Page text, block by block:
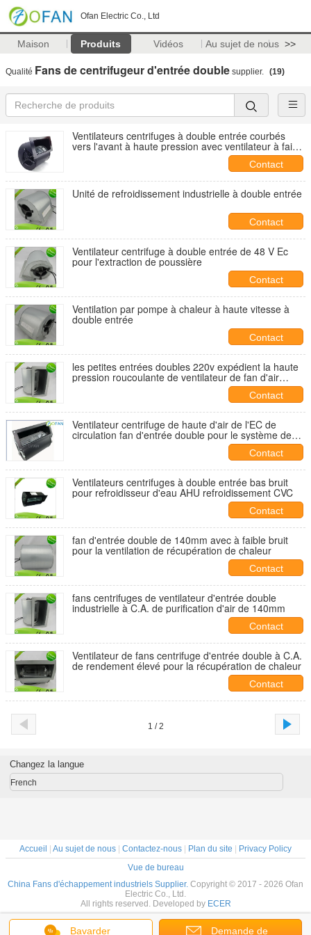
Ofan Electric Co., Ltd
Maison Produits Vidéos Au sujet de nous >>
Qualité Fans de centrifugeur d'entrée double supplier. (19)
Ventilateurs centrifuges à double entrée courbés
vers l'avant à haute pression avec ventilateur à faible
Contact
Unité de refroidissement industrielle à double entrée
Contact
Ventilateur centrifuge à double entrée de 48 V Ec
pour l'extraction de poussière
Contact
Ventilation par pompe à chaleur à haute vitesse à
double entrée
Contact
les petites entrées doubles 220v expédient la haute
pression roucoulante de ventilateur de fan d'air
Contact
Ventilateur centrifuge de haute d'air de l'EC de
circulation fan d'entrée double pour le système de
Contact
Ventilateurs centrifuges à double entrée bas bruit
pour refroidisseur d'eau AHU refroidissement CVC
Contact
fan d'entrée double de 140mm avec à faible bruit
pour la ventilation de récupération de chaleur
Contact
fans centrifuges de ventilateur d'entrée double
industrielle à C.A. de purification d'air de 140mm
Contact
Ventilateur de fans centrifuge d'entrée double à C.A.
de rendement élevé pour la récupération de chaleur
Contact
1 / 2
Bavarder Demande de
Changez la langue
French
Accueil Au sujet de nous Contactez-nous Plan du site
Privacy Policy
Vue de bureau
China Fans d'échappement industriels Supplier. Copyright © 2017 - 2026 Ofan
Electric Co., Ltd.
All rights reserved. Developed by ECER